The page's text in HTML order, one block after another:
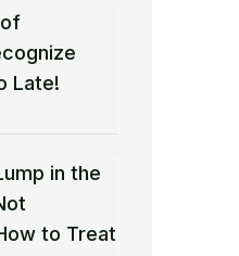
of
Late!
in the
to Treat